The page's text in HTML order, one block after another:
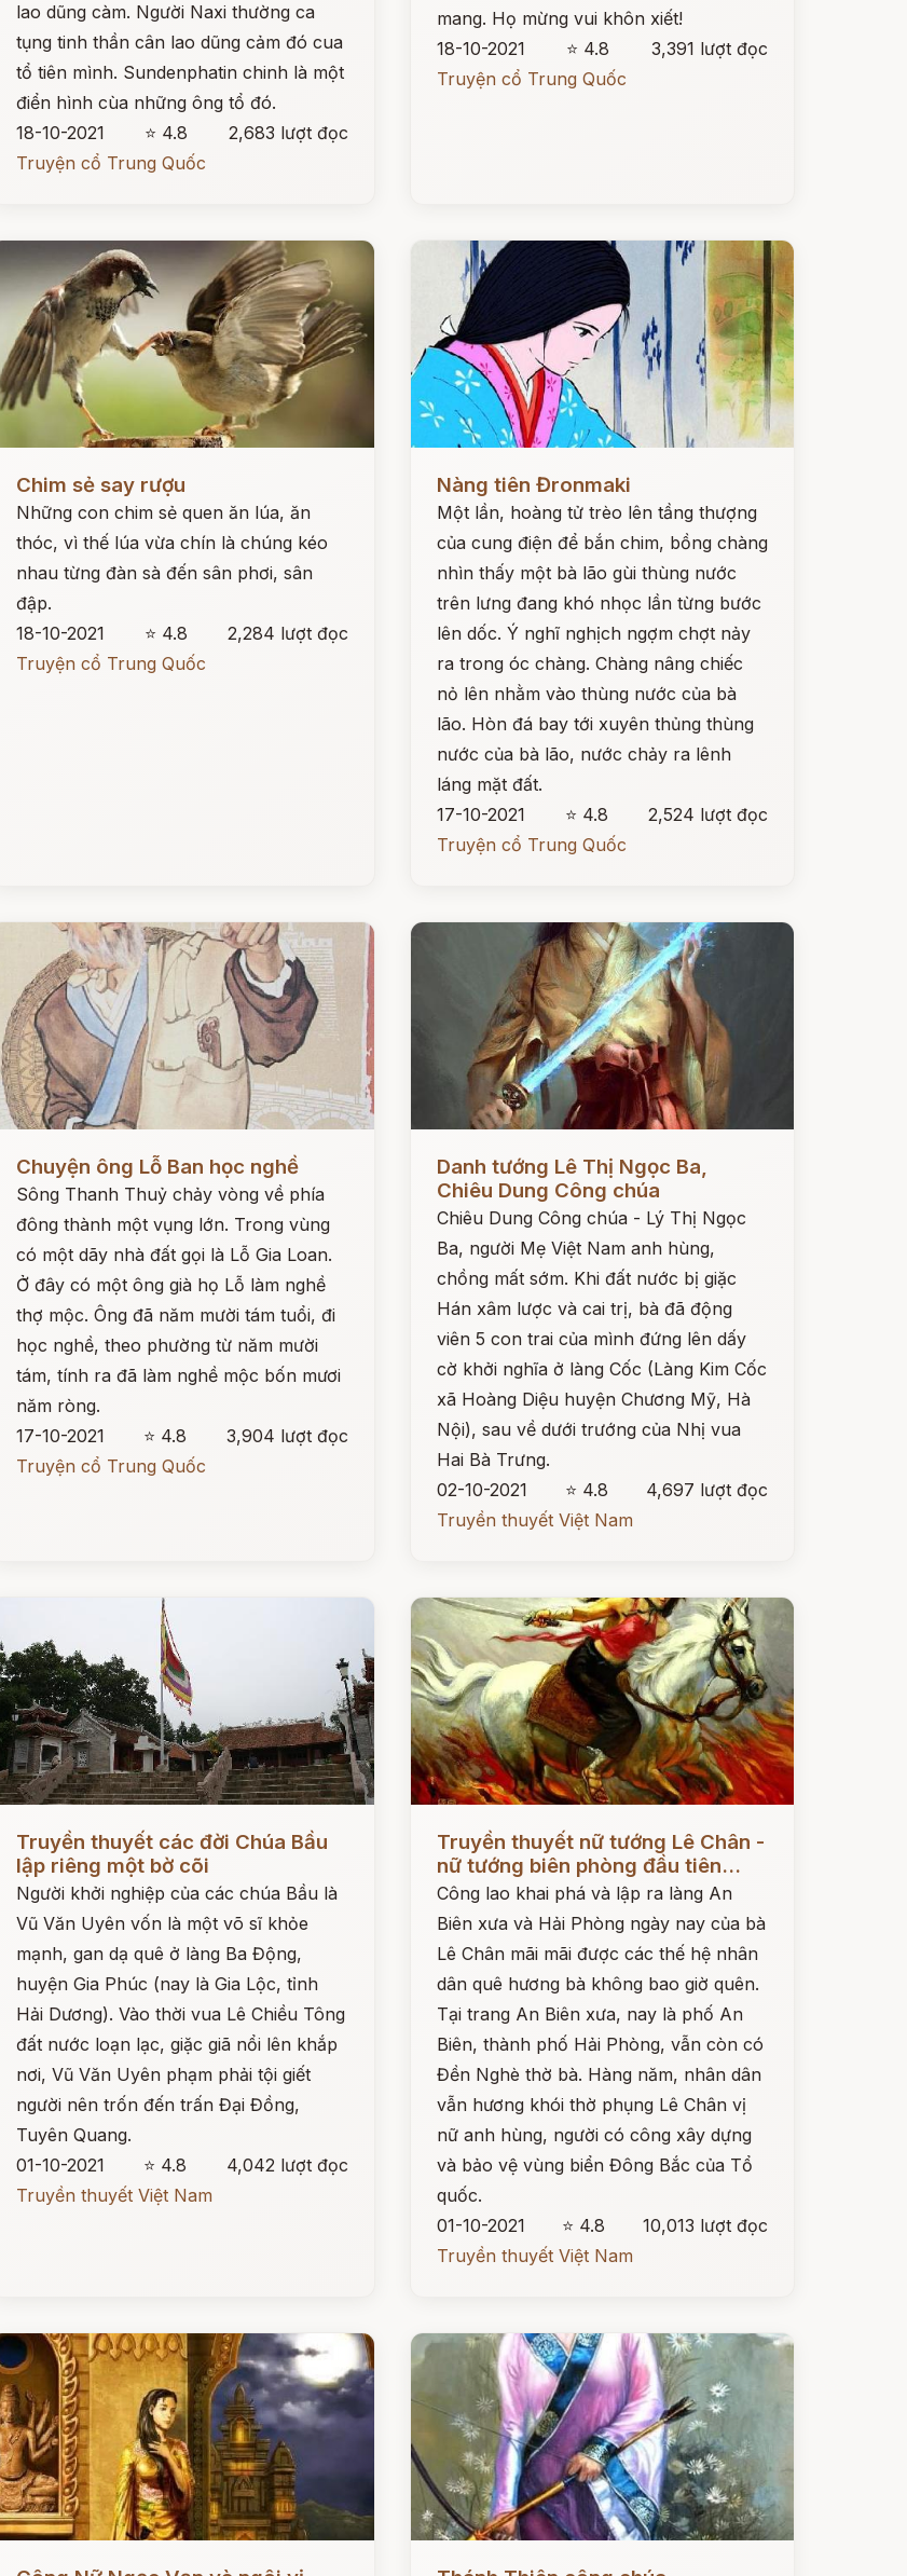
lao dũng càm. Người Naxi thường ca
tụng tinh thần cân lao dũng cảm đó cua
tổ tiên mình. Sundenphatin chinh là một
điển hình cùa những ông tổ đó.
18-10-2021
⭐ 4.8
2,683 lượt đọc
Truyện cổ Trung Quốc
mang. Họ mừng vui khôn xiết!
18-10-2021
⭐ 4.8
3,391 lượt đọc
Truyện cổ Trung Quốc
Chim sẻ say rượu
Những con chim sẻ quen ăn lúa, ăn
thóc, vì thế lúa vừa chín là chúng kéo
nhau từng đàn sà đến sân phơi, sân
đập.
18-10-2021
⭐ 4.8
2,284 lượt đọc
Truyện cổ Trung Quốc
Nàng tiên Đronmaki
Một lần, hoàng tử trèo lên tầng thượng
của cung điện để bắn chim, bồng chàng
nhìn thấy một bà lão gùi thùng nước
trên lưng đang khó nhọc lần từng bước
lên dốc. Ý nghĩ nghịch ngợm chợt nảy
ra trong óc chàng. Chàng nâng chiếc
nỏ lên nhằm vào thùng nước của bà
lão. Hòn đá bay tới xuyên thủng thùng
nước của bà lão, nước chảy ra lênh
láng mặt đất.
17-10-2021
⭐ 4.8
2,524 lượt đọc
Truyện cổ Trung Quốc
Chuyện ông Lỗ Ban học nghề
Sông Thanh Thuỷ chảy vòng về phía
đông thành một vụng lớn. Trong vùng
có một dãy nhà đất gọi là Lỗ Gia Loan.
Ở đây có một ông già họ Lỗ làm nghề
thợ mộc. Ông đã năm mười tám tuổi, đi
học nghề, theo phường từ năm mười
tám, tính ra đã làm nghề mộc bốn mươi
năm ròng.
17-10-2021
⭐ 4.8
3,904 lượt đọc
Truyện cổ Trung Quốc
Danh tướng Lê Thị Ngọc Ba,
Chiêu Dung Công chúa
Chiêu Dung Công chúa - Lý Thị Ngọc
Ba, người Mẹ Việt Nam anh hùng,
chồng mất sớm. Khi đất nước bị giặc
Hán xâm lược và cai trị, bà đã động
viên 5 con trai của mình đứng lên dấy
cờ khởi nghĩa ở làng Cốc (Làng Kim Cốc
xã Hoàng Diệu huyện Chương Mỹ, Hà
Nội), sau về dưới trướng của Nhị vua
Hai Bà Trưng.
02-10-2021
⭐ 4.8
4,697 lượt đọc
Truyền thuyết Việt Nam
Đọc ngay
Truyền thuyết các đời Chúa Bầu
lập riêng một bờ cõi
Người khởi nghiệp của các chúa Bầu là
Vũ Văn Uyên vốn là một võ sĩ khỏe
mạnh, gan dạ quê ở làng Ba Động,
huyện Gia Phúc (nay là Gia Lộc, tỉnh
Hải Dương). Vào thời vua Lê Chiều Tông
đất nước loạn lạc, giặc giã nổi lên khắp
nơi, Vũ Văn Uyên phạm phải tội giết
người nên trốn đến trấn Đại Đồng,
Tuyên Quang.
01-10-2021
⭐ 4.8
4,042 lượt đọc
Truyền thuyết Việt Nam
Đọc ngay
Truyền thuyết nữ tướng Lê Chân -
nữ tướng biên phòng đầu tiên...
Công lao khai phá và lập ra làng An
Biên xưa và Hải Phòng ngày nay của bà
Lê Chân mãi mãi được các thế hệ nhân
dân quê hương bà không bao giờ quên.
Tại trang An Biên xưa, nay là phố An
Biên, thành phố Hải Phòng, vẫn còn có
Đền Nghè thờ bà. Hàng năm, nhân dân
vẫn hương khói thờ phụng Lê Chân vị
nữ anh hùng, người có công xây dựng
và bảo vệ vùng biển Đông Bắc của Tổ
quốc.
01-10-2021
⭐ 4.8
10,013 lượt đọc
Truyền thuyết Việt Nam